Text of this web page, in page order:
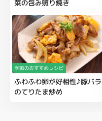
菜の包み照り焼き
季節のおすすめレシピ
ふわふわ卵が好相性♪豚バラ
のてりたま炒め